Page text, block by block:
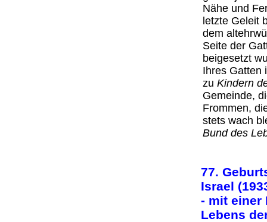
Nähe und
letzte Geleit
dem
Seite der
beigesetzt
Ihres Gatten
zu Kindern
Gemeinde,
Frommen,
stets wach
Bund des
77.
Israel
- mit einer
Lebens